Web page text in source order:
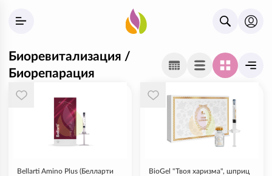
Биоревитализация /
Биорепарация
Bellarti Amino Plus (Белларти
BioGel "Твоя харизма", шприц